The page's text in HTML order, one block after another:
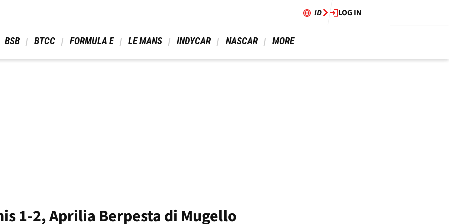
ID LOG IN
BSB BTCC FORMULA E LE MANS INDYCAR NASCAR MORE
1-2, Aprilia Berpesta di Mugello